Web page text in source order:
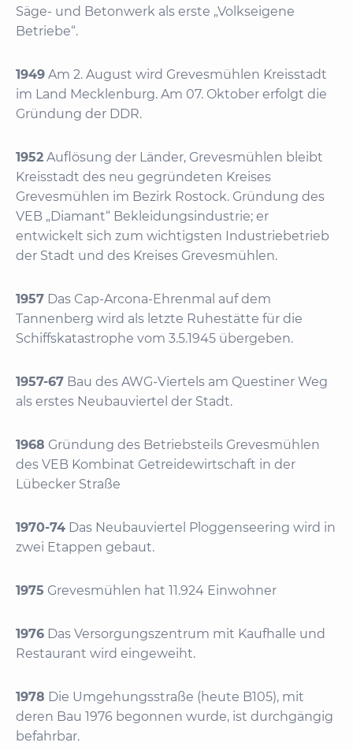
Säge- und Betonwerk als erste „Volkseigene
Betriebe“.
1949 Am 2. August wird Grevesmühlen Kreisstadt
im Land Mecklenburg. Am 07. Oktober erfolgt die
Gründung der DDR.
1952 Auflösung der Länder, Grevesmühlen bleibt
Kreisstadt des neu gegründeten Kreises
Grevesmühlen im Bezirk Rostock. Gründung des
VEB „Diamant“ Bekleidungsindustrie; er
entwickelt sich zum wichtigsten Industriebetrieb
der Stadt und des Kreises Grevesmühlen.
1957 Das Cap-Arcona-Ehrenmal auf dem
Tannenberg wird als letzte Ruhestätte für die
Schiffskatastrophe vom 3.5.1945 übergeben.
1957-67 Bau des AWG-Viertels am Questiner Weg
als erstes Neubauviertel der Stadt.
1968 Gründung des Betriebsteils Grevesmühlen
des VEB Kombinat Getreidewirtschaft in der
Lübecker Straße
1970-74 Das Neubauviertel Ploggenseering wird in
zwei Etappen gebaut.
1975 Grevesmühlen hat 11.924 Einwohner
1976 Das Versorgungszentrum mit Kaufhalle und
Restaurant wird eingeweiht.
1978 Die Umgehungsstraße (heute B105), mit
deren Bau 1976 begonnen wurde, ist durchgängig
befahrbar.